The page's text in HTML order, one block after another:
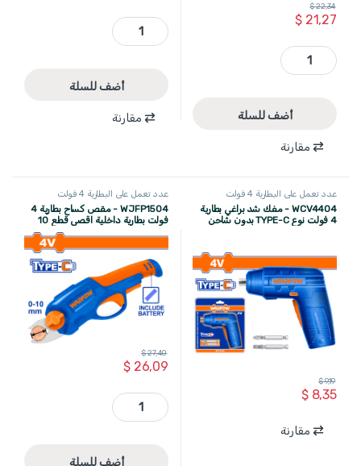
$21,27
$22,34
WWUP1504 - قصاصة بطارية ( كرتون + جلد ) 4 فولت بطارية داخلية موديل TYPE-C ماركة WADFOW quantity
أضف للسلة
مقارنة
WRYP1504 - جلخ محوري 4 فولت بطارية داخلية موديل TYPE-Cمع اكسسوارات 34 قطعة WADFOW quantity
أضف للسلة
مقارنة
عدد تعمل على البطارية 4 فولت
WADFOW
WCV4404 - مفك شد براغي بطارية
4 فولت نوع TYPE-C بدون شاحن
$8,35
$9,19
مقارنة
عدد تعمل على البطارية 4 فولت
WADFOW
WJFP1504 - مقص كساح بطارية 4
فولت بطارية داخلية اقصى قطع 10
$26,09
$27,40
WJFP1504 - مقص كساح بطارية 4 فولت بطارية داخلية اقصى قطع 10 مم ماركة WADFOW quantity
أضف للسلة